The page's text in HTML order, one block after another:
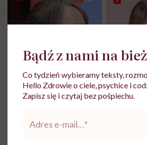
Bądź z nami na
Co tydzień wybieramy teksty,
Hello Zdrowie o ciele, psychice i
Zapisz się i czytaj bez pośpiechu.
mail*